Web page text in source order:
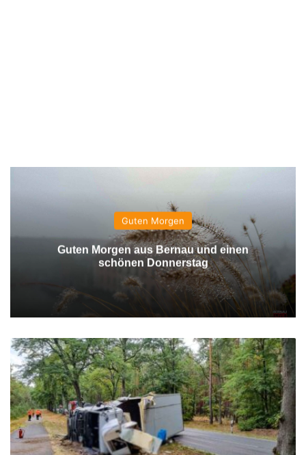
Guten Morgen
Guten Morgen aus Bernau und einen
schönen Donnerstag